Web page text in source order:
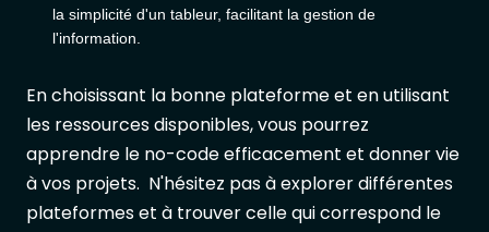
la simplicité d'un tableur, facilitant la gestion de
l'information.
En choisissant la bonne plateforme et en utilisant
les ressources disponibles, vous pourrez
apprendre le no-code efficacement et donner vie
à vos projets. N'hésitez pas à explorer différentes
plateformes et à trouver celle qui correspond le